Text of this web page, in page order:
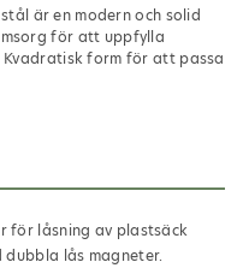
är en modern och solid
för att uppfylla
form för att passa
för låsning av plastsäck
dubbla lås magneter.